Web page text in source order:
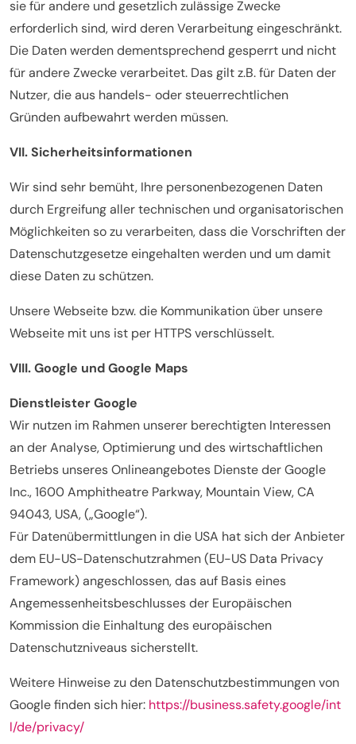
sie für andere und gesetzlich zulässige Zwecke
erforderlich sind, wird deren Verarbeitung eingeschränkt.
Die Daten werden dementsprechend gesperrt und nicht
für andere Zwecke verarbeitet. Das gilt z.B. für Daten der
Nutzer, die aus handels- oder steuerrechtlichen
Gründen aufbewahrt werden müssen.
VII. Sicherheitsinformationen
Wir sind sehr bemüht, Ihre personenbezogenen Daten
durch Ergreifung aller technischen und organisatorischen
Möglichkeiten so zu verarbeiten, dass die Vorschriften der
Datenschutzgesetze eingehalten werden und um damit
diese Daten zu schützen.
Unsere Webseite bzw. die Kommunikation über unsere
Webseite mit uns ist per HTTPS verschlüsselt.
VIII. Google und Google Maps
Dienstleister Google
Wir nutzen im Rahmen unserer berechtigten Interessen
an der Analyse, Optimierung und des wirtschaftlichen
Betriebs unseres Onlineangebotes Dienste der Google
Inc., 1600 Amphitheatre Parkway, Mountain View, CA
94043, USA, („Google“).
Für Datenübermittlungen in die USA hat sich der Anbieter
dem EU-US-Datenschutzrahmen (EU-US Data Privacy
Framework) angeschlossen, das auf Basis eines
Angemessenheitsbeschlusses der Europäischen
Kommission die Einhaltung des europäischen
Datenschutzniveaus sicherstellt.
Weitere Hinweise zu den Datenschutzbestimmungen von
Google finden sich hier: https://business.safety.google/int
l/de/privacy/